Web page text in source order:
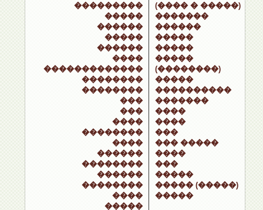
���������
�����
������
�����
������
����
�������������
��������
��������
���
���
����
��������
����
������
��������
������
��������
����
�����
(���� � �����)
�������
������
�����
�����
�����
(��������)
�����
����������
�������
����
����
���
��� �����
����
���
�����
����� (�����)
�����